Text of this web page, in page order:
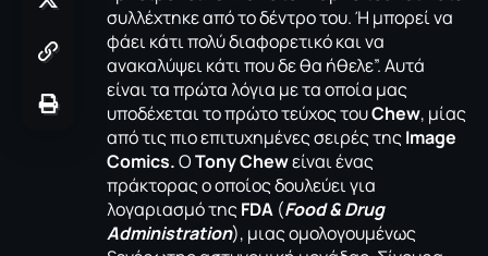
συλλέχτηκε από το δέντρο του. Ή μπορεί να
φάει κάτι πολύ διαφορετικό και να
ανακαλύψει κάτι που δε θα ήθελε”. Αυτά
είναι τα πρώτα λόγια με τα οποία μας
υποδέχεται το πρώτο τεύχος τουChew, μίας
από τις πιο επιτυχημένες σειρές τηςImage
Comics.ΟTony Chewείναι ένας
πράκτορας ο οποίος δουλεύει για
λογαριασμό τηςFDA (Food & Drug
Administration), μιας ομολογουμένως